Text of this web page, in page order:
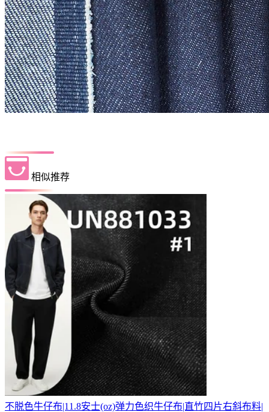
相似推荐
不脱色牛仔布|11.8安士(oz)弹力色织牛仔布|直竹四片右斜布料|